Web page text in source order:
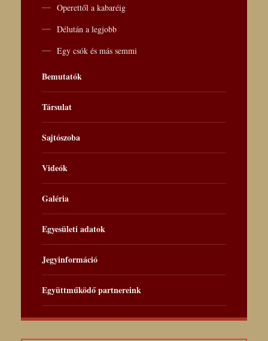
Operettől a kabaréig
Délután a legjobb
Egy csók és más semmi
Bemutatók
Társulat
Sajtószoba
Videók
Galéria
Egyesületi adatok
Jegyinformáció
Együttműködő partnereink